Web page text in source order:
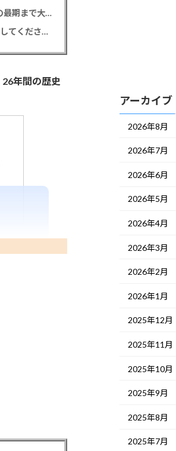
寿美花代さん死去 息子の高嶋政宏・政伸がコメント「最期まで美しく凛とした表情」「最期の最期まで大女優」「
SixTONES 田中樹 初の単独CM出演でオンとオフを表現、記事の見出しは「“いい男の休日”にしてください」とアピール
年間の歴史
アーカイブ
2026年8月
2026年7月
2026年6月
2026年5月
2026年4月
2026年3月
2026年2月
2026年1月
2025年12月
2025年11月
2025年10月
2025年9月
2025年8月
2025年7月